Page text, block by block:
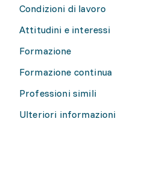
Condizioni di lavoro
Attitudini e interessi
Formazione
Formazione continua
Professioni simili
Ulteriori informazioni